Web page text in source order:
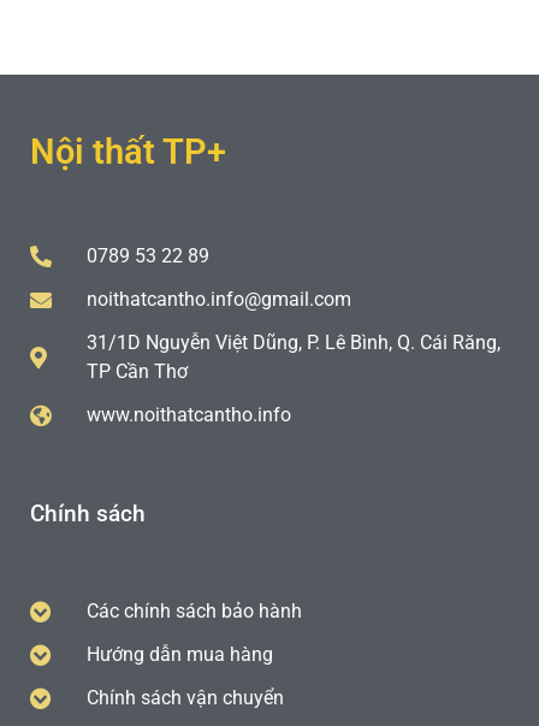
Nội thất TP+
0789 53 22 89
noithatcantho.info@gmail.com
31/1D Nguyễn Việt Dũng, P. Lê Bình, Q. Cái Răng,
TP Cần Thơ
www.noithatcantho.info
Chính sách
Các chính sách bảo hành
Hướng dẫn mua hàng
Chính sách vận chuyển